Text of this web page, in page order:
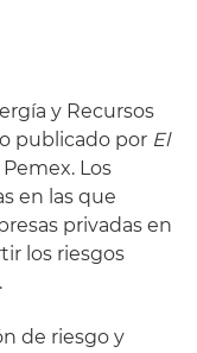
y Recursos
publicado por El
Los
en las que
privadas en
los riesgos
de riesgo y